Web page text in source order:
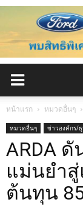
หน้าแรก หมวดอื่นๆ
หมวดอื่นๆ ข่าวองค์กร/ธุ
ARDA
แม่นยำ
ต้นทุน